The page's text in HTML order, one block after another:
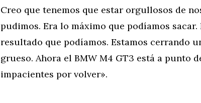
Creo que tenemos que estar orgullosos de
pudimos. Era lo máximo que podíamos
resultado que podíamos. Estamos cerrando
grueso. Ahora el BMW M4 GT3 está a punto
impacientes por volver».